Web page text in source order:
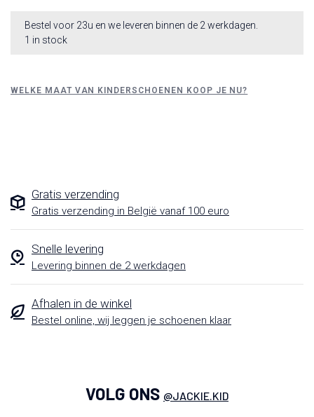
Bestel voor 23u en we leveren binnen de 2 werkdagen.
1 in stock
WELKE MAAT VAN KINDERSCHOENEN KOOP JE NU?
Gratis verzending
Gratis verzending in België vanaf 100 euro
Snelle levering
Levering binnen de 2 werkdagen
Afhalen in de winkel
Bestel online, wij leggen je schoenen klaar
VOLG ONS @JACKIE.KID